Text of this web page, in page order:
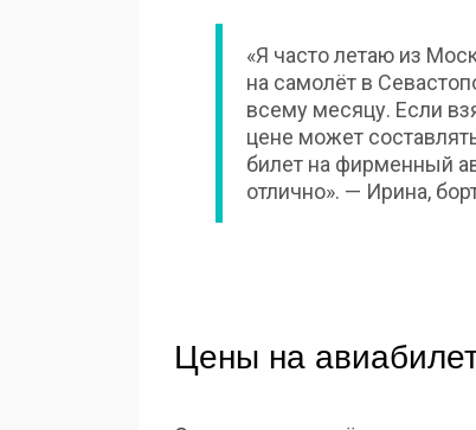
«Я часто летаю из
на самолёт в
всему месяцу. Если
цене может
билет на фирменный
отлично». — Ирина,
Цены на